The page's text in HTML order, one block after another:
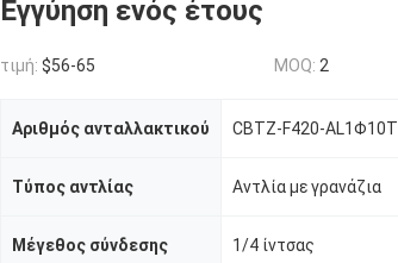
Εγγύηση ενός έτους
τιμή: $56-65 MOQ: 2
Αριθμός ανταλλακτικού CBTZ-F420-AL1Φ10T
Τύπος αντλίας Αντλία με γρανάζια
Μέγεθος σύνδεσης 1/4 ίντσας